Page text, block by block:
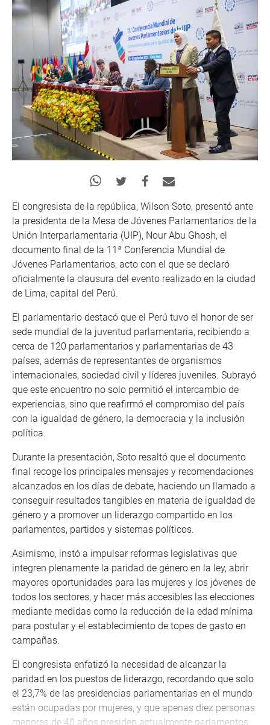
El congresista de la república, Wilson Soto, presentó ante
la presidenta de la Mesa de Jóvenes Parlamentarios de la
Unión Interparlamentaria (UIP), Nour Abu Ghosh, el
documento final de la 11ª Conferencia Mundial de
Jóvenes Parlamentarios, acto con el que se declaró
oficialmente la clausura del evento realizado en la ciudad
de Lima, capital del Perú.
El parlamentario destacó que el Perú tuvo el honor de ser
sede mundial de la juventud parlamentaria, recibiendo a
cerca de 120 parlamentarios y parlamentarias de 43
países, además de representantes de organismos
internacionales, sociedad civil y líderes juveniles. Subrayó
que este encuentro no solo permitió el intercambio de
experiencias, sino que reafirmó el compromiso del país
con la igualdad de género, la democracia y la inclusión
política.
Durante la presentación, Soto resaltó que el documento
final recoge los principales mensajes y recomendaciones
alcanzados en los días de debate, haciendo un llamado a
conseguir resultados tangibles en materia de igualdad de
género y a promover un liderazgo compartido en los
parlamentos, partidos y sistemas políticos.
Asimismo, instó a impulsar reformas legislativas que
integren plenamente la paridad de género en la ley, abrir
mayores oportunidades para las mujeres y los jóvenes de
todos los sectores, y hacer más accesibles las elecciones
mediante medidas como la reducción de la edad mínima
para postular y el establecimiento de topes de gasto en
campañas.
El congresista enfatizó la necesidad de alcanzar la
paridad en los puestos de liderazgo, recordando que solo
el 23,7% de las presidencias parlamentarias en el mundo
están ocupadas por mujeres, y que apenas diez personas
menores de 40 años presiden actualmente parlamentos.